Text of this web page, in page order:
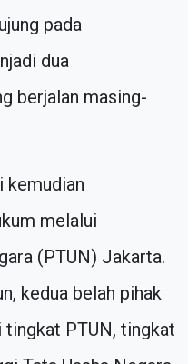
pada
dua
berjalan masing-
kemudian
melalui
(PTUN) Jakarta.
kedua belah pihak
PTUN, tingkat